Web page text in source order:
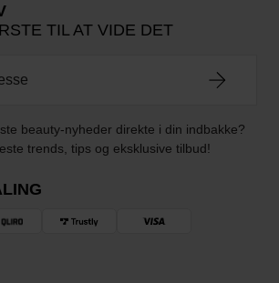
TIL AT VIDE DET
beauty-nyheder direkte i din indbakke?
trends, tips og eksklusive tilbud!